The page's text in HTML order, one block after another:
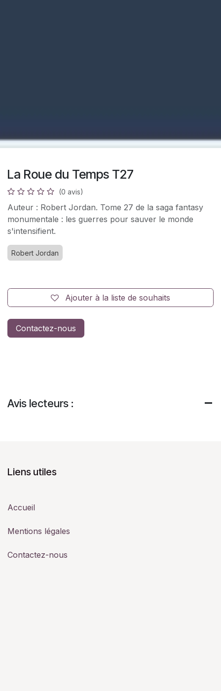
La Roue du Temps T27
(0 avis)
Auteur : Robert Jordan. Tome 27 de la saga fantasy
monumentale : les guerres pour sauver le monde
s'intensifient.
Robert Jordan
Ajouter à la liste de souhaits
Contactez-nous
Avis lecteurs :
Liens utiles
Accueil
Mentions légales
Contactez-nous